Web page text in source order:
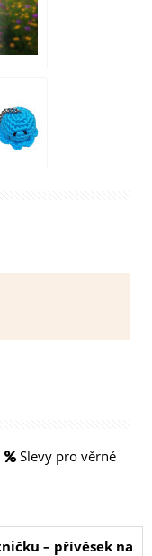
Slevy pro věrné
– přívěsek na